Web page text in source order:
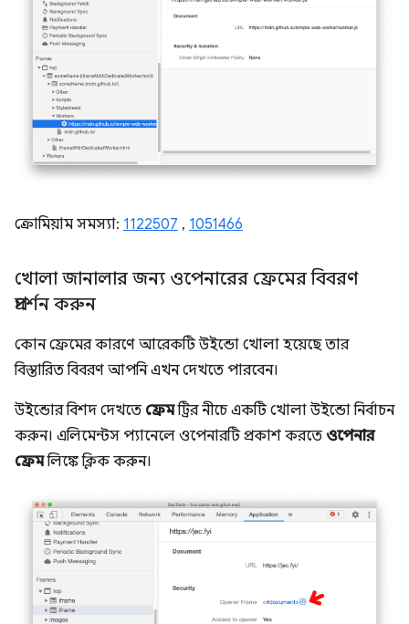
ক্রোমিয়াম সমস্যা: 1122507 , 1051466
খোলা জানালার জন্য ওপেনারের ফ্রেমের বিবরণ
প্রদর্শন করুন
কোন ফ্রেমের কারণে আরেকটি উইন্ডো খোলা হয়েছে তার
বিস্তারিত বিবরণ আপনি এখন দেখতে পারবেন।
উইন্ডোর বিশদ দেখতে ফ্রেমট্রির নীচে একটি খোলা উইন্ডো নির্বাচন
করুন। এলিমেন্টস প্যানেলে ওপেনারটি প্রকাশ করতে ওপেনার
ফ্রেমলিঙ্কে ক্লিক করুন।